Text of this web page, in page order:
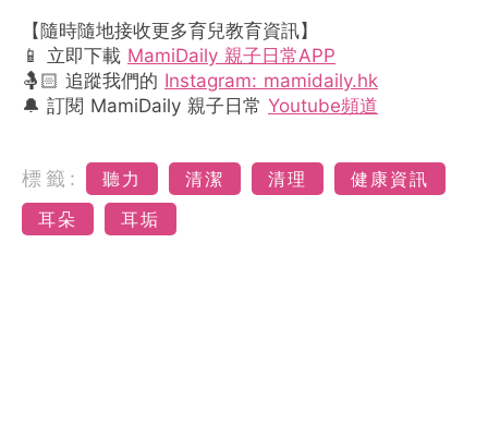
【隨時隨地接收更多育兒教育資訊】
📱 立即下載 MamiDaily 親子日常APP
🤱🏻 追蹤我們的 Instagram: mamidaily.hk
🔔 訂閱 MamiDaily 親子日常 Youtube頻道
標籤: 聽力 清潔 清理
健康資訊
耳朵
耳垢